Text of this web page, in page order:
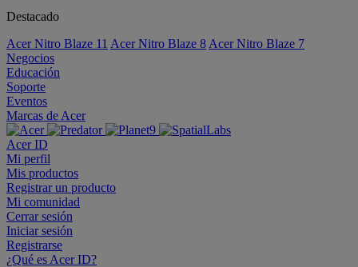
Destacado
Acer Nitro Blaze 11 Acer Nitro Blaze 8 Acer Nitro Blaze 7
Negocios
Educación
Soporte
Eventos
Marcas de Acer
Acer ID
Mi perfil
Mis productos
Registrar un producto
Mi comunidad
Cerrar sesión
Iniciar sesión
Registrarse
¿Qué es Acer ID?